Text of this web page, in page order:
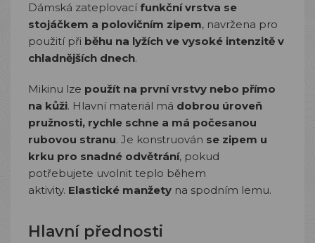
Dámská zateplovacífunkční vrstva se
stojáčkem a polovičním zipem, navržena pro
použití při běhu na lyžích ve vysoké intenzitě v
chladnějších dnech.
Mikinu lze použít na první vrstvy nebo přímo
na kůži. Hlavní materiál má dobrou úroveň
pružnosti, rychle schne a má počesanou
rubovou stranu. Je konstruován se zipem u
krku pro snadné odvětrání, pokud
potřebujete uvolnit teplo během
aktivity. Elastické manžety na spodním lemu.
Hlavní přednosti